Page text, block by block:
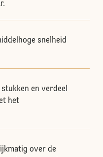
snelheid
en verdeel
het
over de